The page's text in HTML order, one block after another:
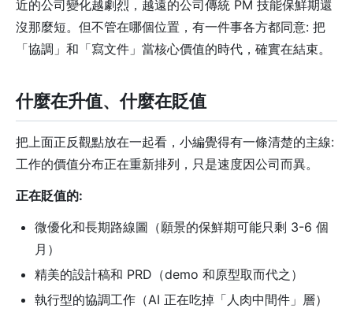
近的公司變化越劇烈，越遠的公司傳統 PM 技能保鮮期還
沒那麼短。但不管在哪個位置，有一件事各方都同意: 把
「協調」和「寫文件」當核心價值的時代，確實在結束。
什麼在升值、什麼在貶值
把上面正反觀點放在一起看，小編覺得有一條清楚的主線:
工作的價值分布正在重新排列，只是速度因公司而異。
正在貶值的:
微優化和長期路線圖（願景的保鮮期可能只剩 3-6 個
月）
精美的設計稿和 PRD（demo 和原型取而代之）
執行型的協調工作（AI 正在吃掉「人肉中間件」層）